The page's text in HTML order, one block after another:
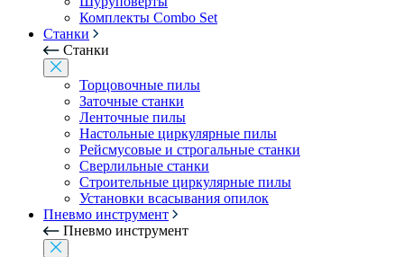
Комплекты Combo Set
Станки
Станки
Торцовочные пилы
Заточные станки
Ленточные пилы
Настольные циркулярные пилы
Рейсмусовые и строгальные станки
Сверлильные станки
Строительные циркулярные пилы
Установки всасывания опилок
Пневмо инструмент
Пневмо инструмент